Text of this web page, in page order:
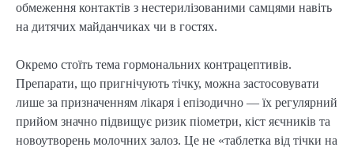
обмеження контактів з нестерилізованими самцями навіть
на дитячих майданчиках чи в гостях.
Окремо стоїть тема гормональних контрацептивів.
Препарати, що пригнічують тічку, можна застосовувати
лише за призначенням лікаря і епізодично — їх регулярний
прийом значно підвищує ризик піометри, кіст яєчників та
новоутворень молочних залоз. Це не «таблетка від тічки на